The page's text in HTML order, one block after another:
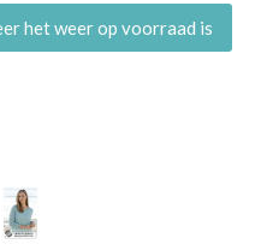
het weer op voorraad is